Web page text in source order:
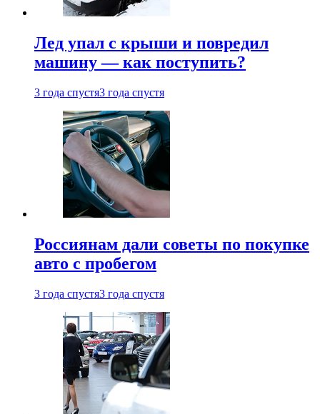
Лед упал с крыши и повредил
машину — как поступить?
3 года спустя3 года спустя
Россиянам дали советы по покупке
авто с пробегом
3 года спустя3 года спустя